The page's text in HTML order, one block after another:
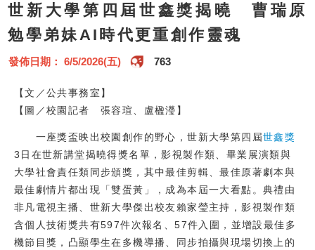
未來學生
新生
在校生
教職員
校友
媒體
世新大學第四屆世鑫獎揭曉 曹瑞原
勉學弟妹AI時代更重創作靈魂
發佈日期： 6/5/2026(五) 763
【文／公共事務室】
【圖／校園記者 張容瑄、盧楹瀅】
一座獎盃映出校園創作的野心，世新大學第四屆世鑫獎
3日在世新講堂揭曉得獎名單，影視製作類、畢業展演類與
大學社會責任類同步頒獎，其中最佳剪輯、最佳原著劇本與
最佳劇情片都出現「雙蛋黃」，成為本屆一大看點。典禮由
非凡電視主播、世新大學傑出校友賴家瑩主持，影視製作類
含個人技術獎共有597件次報名、57件入圍，並增設最佳多
機節目獎，凸顯學生在多機導播、同步拍攝與現場切換上的